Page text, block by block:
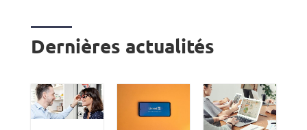
Dernières actualités